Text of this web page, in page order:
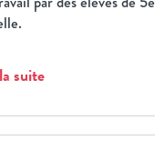
suite